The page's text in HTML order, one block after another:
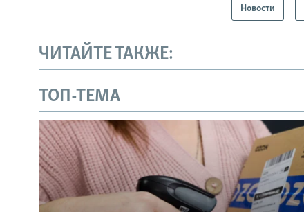
Новости
ЧИТАЙТЕ ТАКЖЕ:
ТОП-ТЕМА